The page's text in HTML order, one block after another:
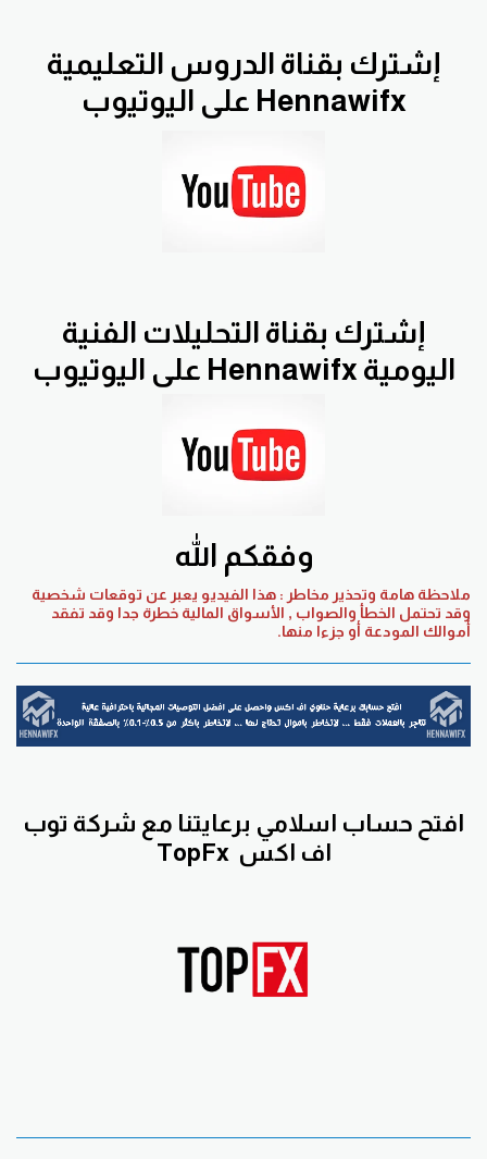
إشترك بقناة الدروس التعليمية
Hennawifx على اليوتيوب
إشترك بقناة التحليلات الفنية
اليومية Hennawifx على اليوتيوب
وفقكم الله
ملاحظة هامة وتحذير مخاطر : هذا الفيديو يعبر عن توقعات شخصية
وقد تحتمل الخطأ والصواب , الأسواق المالية خطرة جدا وقد تفقد
أموالك المودعة أو جزءا منها.
افتح حساب اسلامي برعايتنا مع شركة توب
اف اكس TopFx